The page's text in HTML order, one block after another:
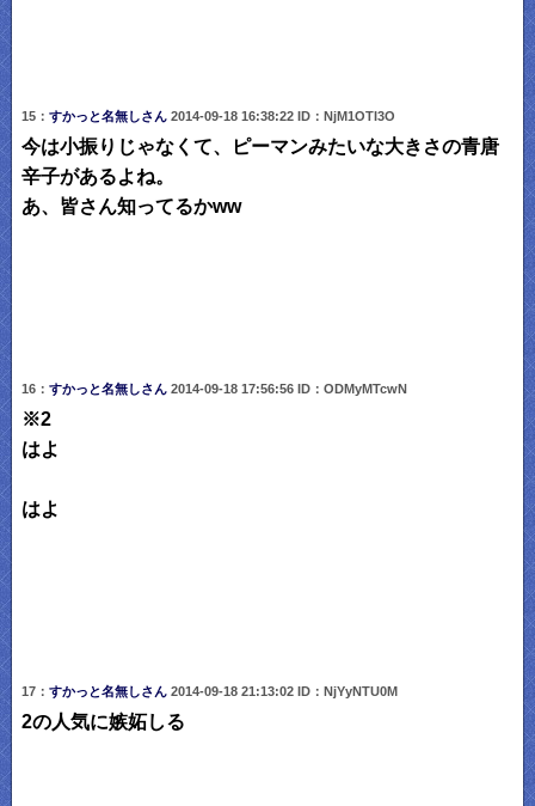
15： すかっと名無しさん 2014-09-18 16:38:22 ID：NjM1OTI3O
今は小振りじゃなくて、ピーマンみたいな大きさの青唐
辛子があるよね。
あ、皆さん知ってるかww
16： すかっと名無しさん 2014-09-18 17:56:56 ID：ODMyMTcwN
※2
はよ
はよ
17： すかっと名無しさん 2014-09-18 21:13:02 ID：NjYyNTU0M
2の人気に嫉妬しる